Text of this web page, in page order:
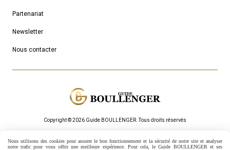
Partenariat
Newsletter
Nous contacter
Copyright © 2026 Guide BOULLENGER.Τous droits réservés
Mon Compte
Créer un site internet
Nous utilisons des cookies pour assurer le bon fonctionnement et la sécurité de notre site et analyser
notre trafic pour vous offrir une meilleure expérience. Pour cela, le Guide BOULLENGER et ses